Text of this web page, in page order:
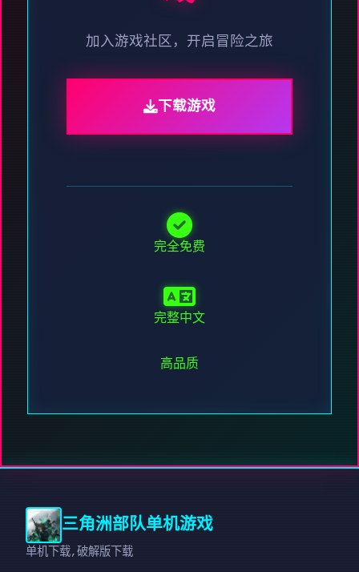
加入游戏社区，开启冒险之旅
下载游戏
完全免费
完整中文
高品质
三角洲部队单机游戏
单机下载,破解版下载